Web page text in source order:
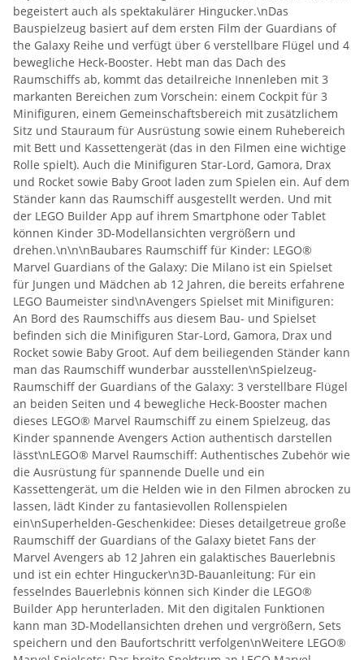
begeistert auch als spektakulärer Hingucker.\nDas
Bauspielzeug basiert auf dem ersten Film der Guardians of
the Galaxy Reihe und verfügt über 6 verstellbare Flügel und 4
bewegliche Heck-Booster. Hebt man das Dach des
Raumschiffs ab, kommt das detailreiche Innenleben mit 3
markanten Bereichen zum Vorschein: einem Cockpit für 3
Minifiguren, einem Gemeinschaftsbereich mit zusätzlichem
Sitz und Stauraum für Ausrüstung sowie einem Ruhebereich
mit Bett und Kassettengerät (das in den Filmen eine wichtige
Rolle spielt). Auch die Minifiguren Star-Lord, Gamora, Drax
und Rocket sowie Baby Groot laden zum Spielen ein. Auf dem
Ständer kann das Raumschiff ausgestellt werden. Und mit
der LEGO Builder App auf ihrem Smartphone oder Tablet
können Kinder 3D-Modellansichten vergrößern und
drehen.\n\n\nBaubares Raumschiff für Kinder: LEGO®
Marvel Guardians of the Galaxy: Die Milano ist ein Spielset
für Jungen und Mädchen ab 12 Jahren, die bereits erfahrene
LEGO Baumeister sind\nAvengers Spielset mit Minifiguren:
An Bord des Raumschiffs aus diesem Bau- und Spielset
befinden sich die Minifiguren Star-Lord, Gamora, Drax und
Rocket sowie Baby Groot. Auf dem beiliegenden Ständer kann
man das Raumschiff wunderbar ausstellen\nSpielzeug-
Raumschiff der Guardians of the Galaxy: 3 verstellbare Flügel
an beiden Seiten und 4 bewegliche Heck-Booster machen
dieses LEGO® Marvel Raumschiff zu einem Spielzeug, das
Kinder spannende Avengers Action authentisch darstellen
lässt\nLEGO® Marvel Raumschiff: Authentisches Zubehör wie
die Ausrüstung für spannende Duelle und ein
Kassettengerät, um die Helden wie in den Filmen abrocken zu
lassen, lädt Kinder zu fantasievollen Rollenspielen
ein\nSuperhelden-Geschenkidee: Dieses detailgetreue große
Raumschiff der Guardians of the Galaxy bietet Fans der
Marvel Avengers ab 12 Jahren ein galaktisches Bauerlebnis
und ist ein echter Hingucker\n3D-Bauanleitung: Für ein
fesselndes Bauerlebnis können sich Kinder die LEGO®
Builder App herunterladen. Mit den digitalen Funktionen
kann man 3D-Modellansichten drehen und vergrößern, Sets
speichern und den Baufortschritt verfolgen\nWeitere LEGO®